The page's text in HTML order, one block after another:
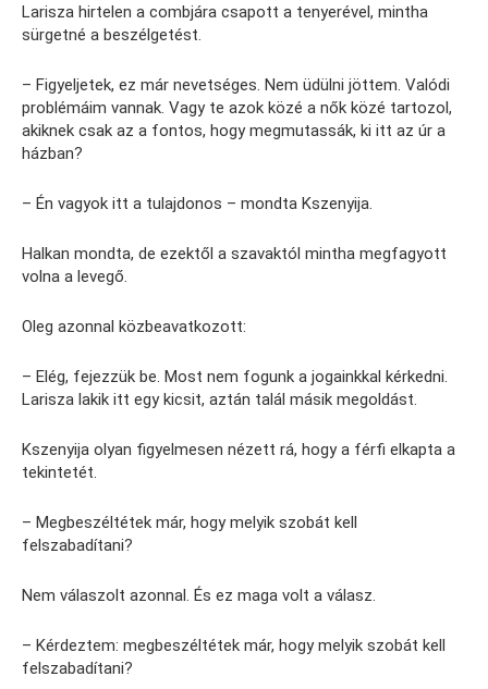
Larisza hirtelen a combjára csapott a tenyerével, mintha
sürgetné a beszélgetést.
– Figyeljetek, ez már nevetséges. Nem üdülni jöttem. Valódi
problémáim vannak. Vagy te azok közé a nők közé tartozol,
akiknek csak az a fontos, hogy megmutassák, ki itt az úr a
házban?
– Én vagyok itt a tulajdonos – mondta Kszenyija.
Halkan mondta, de ezektől a szavaktól mintha megfagyott
volna a levegő.
Oleg azonnal közbeavatkozott:
– Elég, fejezzük be. Most nem fogunk a jogainkkal kérkedni.
Larisza lakik itt egy kicsit, aztán talál másik megoldást.
Kszenyija olyan figyelmesen nézett rá, hogy a férfi elkapta a
tekintetét.
– Megbeszéltétek már, hogy melyik szobát kell
felszabadítani?
Nem válaszolt azonnal. És ez maga volt a válasz.
– Kérdeztem: megbeszéltétek már, hogy melyik szobát kell
felszabadítani?